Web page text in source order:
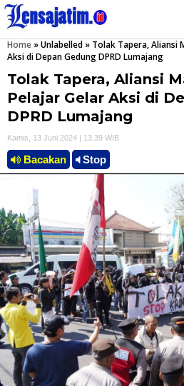
Home »Unlabelled » Tolak Tapera, Aliansi
Aksi di Depan Gedung DPRD Lumajang
Tolak Tapera, Aliansi
Pelajar Gelar Aksi di
DPRD Lumajang
Kamis, 13 Juni 2024 | 13.39 WIB
Bacakan Stop